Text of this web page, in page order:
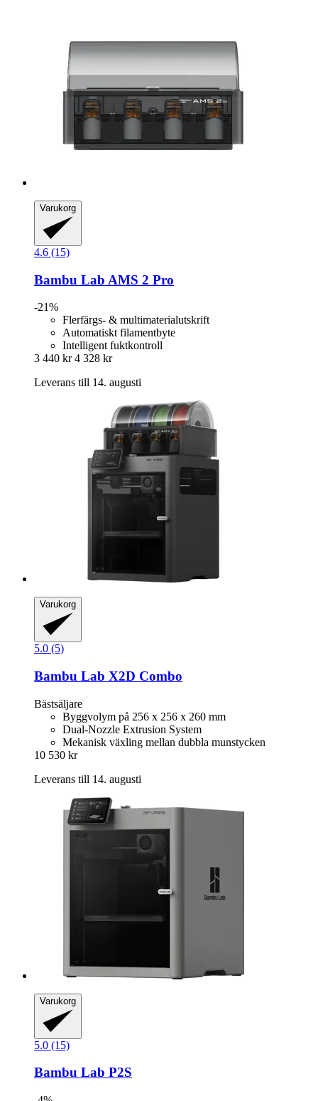
Varukorg
4.6 (15)
Bambu Lab AMS 2 Pro
-21%
Flerfärgs- & multimaterialutskrift
Automatiskt filamentbyte
Intelligent fuktkontroll
3 440 kr 4 328 kr
Leverans till 14. augusti
Varukorg
5.0 (5)
Bambu Lab X2D Combo
Bästsäljare
Byggvolym på 256 x 256 x 260 mm
Dual-Nozzle Extrusion System
Mekanisk växling mellan dubbla munstycken
10 530 kr
Leverans till 14. augusti
Varukorg
5.0 (15)
Bambu Lab P2S